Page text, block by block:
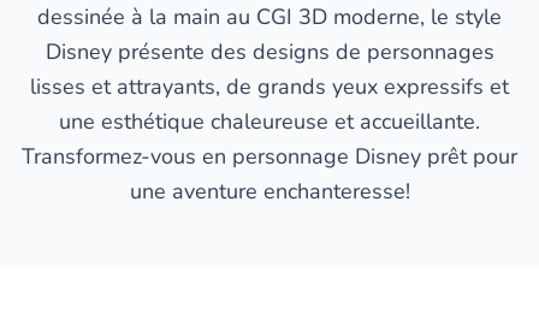
dessinée à la main au CGI 3D moderne, le style
Disney présente des designs de personnages
lisses et attrayants, de grands yeux expressifs et
une esthétique chaleureuse et accueillante.
Transformez-vous en personnage Disney prêt pour
une aventure enchanteresse!